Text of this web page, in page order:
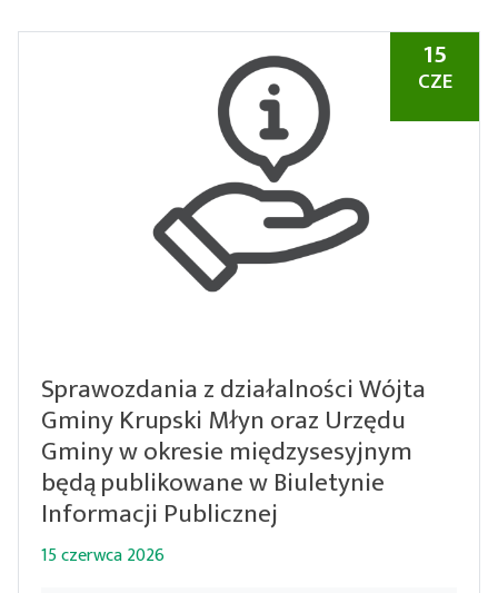
15
CZE
Sprawozdania z działalności Wójta
Gminy Krupski Młyn oraz Urzędu
Gminy w okresie międzysesyjnym
będą publikowane w Biuletynie
Informacji Publicznej
15 czerwca 2026